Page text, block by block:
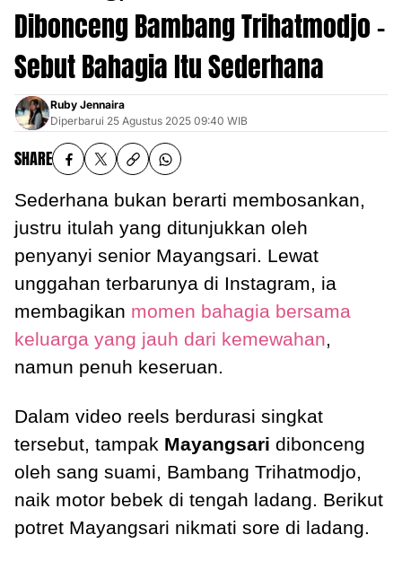
Dibonceng Bambang Trihatmodjo -
Sebut Bahagia Itu Sederhana
Ruby Jennaira
Diperbarui 25 Agustus 2025 09:40 WIB
SHARE
Sederhana bukan berarti membosankan,
justru itulah yang ditunjukkan oleh
penyanyi senior Mayangsari. Lewat
unggahan terbarunya di Instagram, ia
membagikan momen bahagia bersama
keluarga yang jauh dari kemewahan,
namun penuh keseruan.
Dalam video reels berdurasi singkat
tersebut, tampak Mayangsari dibonceng
oleh sang suami, Bambang Trihatmodjo,
naik motor bebek di tengah ladang. Berikut
potret Mayangsari nikmati sore di ladang.